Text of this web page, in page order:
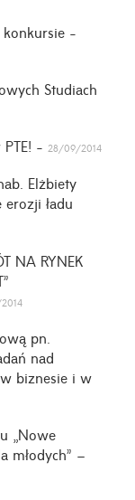
-
Studiach
- 28/09/2014
Elżbiety
ładu
NA RYNEK
pn.
nad
biznesie i w
„Nowe
młodych” –